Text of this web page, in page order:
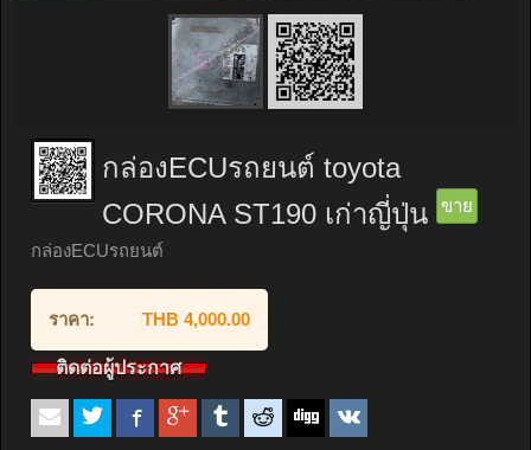
กล่องECUรถยนต์ toyota
CORONA ST190 เก่าญี่ปุ่น
ขาย
กล่องECUรถยนต์
ราคา: THB 4,000.00
ติดต่อผู้ประกาศ